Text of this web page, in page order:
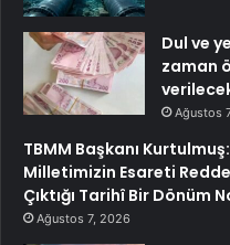
Dul ve
zaman
Ağustos
TBMM Başkanı
Milletimizin Esareti
Çıktığı Tarihî Bir Dönüm
Ağustos 7, 2026